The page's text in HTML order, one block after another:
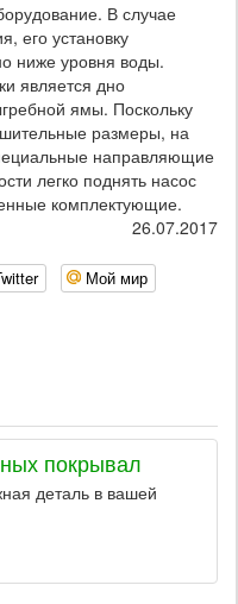
В случае
его установку
ниже уровня воды.
является дно
ямы. Поскольку
размеры, на
направляющие
легко поднять насос
комплектующие.
26.07.2017
Мой мир
покрывал
деталь в вашей